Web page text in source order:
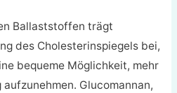
Ballaststoffen trägt
des Cholesterinspiegels bei,
bequeme Möglichkeit, mehr
Glucomannan,